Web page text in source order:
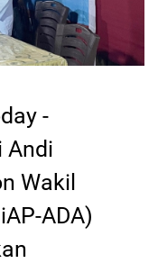
-
Andi
Wakil
ADA)